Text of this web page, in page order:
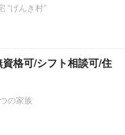
“げんき村”
資格可/シフト相談可/住
の家族